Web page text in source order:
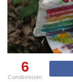
6
Condivisioni